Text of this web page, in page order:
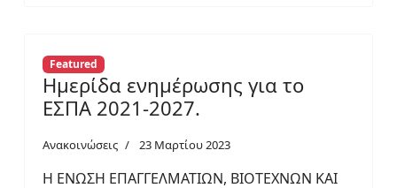
Featured
Ημερίδα ενημέρωσης για το
ΕΣΠΑ 2021-2027.
Ανακοινώσεις 23 Μαρτίου 2023
Η ΕΝΩΣΗ ΕΠΑΓΓΕΛΜΑΤΙΩΝ, ΒΙΟΤΕΧΝΩΝ ΚΑΙ